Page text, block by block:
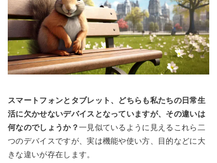
スマートフォンとタブレット、どちらも私たちの日常生
活に欠かせないデバイスとなっていますが、その違いは
何なのでしょうか？一見似ているように見えるこれら二
つのデバイスですが、実は機能や使い方、目的などに大
きな違いが存在します。